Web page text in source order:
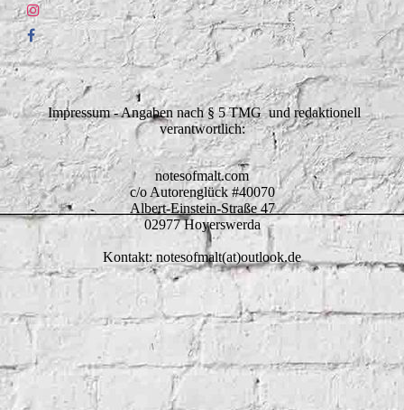
Impressum - Angaben nach § 5 TMG und redaktionell
verantwortlich:
notesofmalt.com
c/o Autorenglück #40070
Albert-Einstein-Straße 47
02977 Hoyerswerda
Kontakt: notesofmalt(at)outlook.de